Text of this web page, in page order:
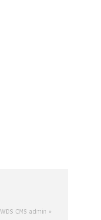
WDS CMS admin »